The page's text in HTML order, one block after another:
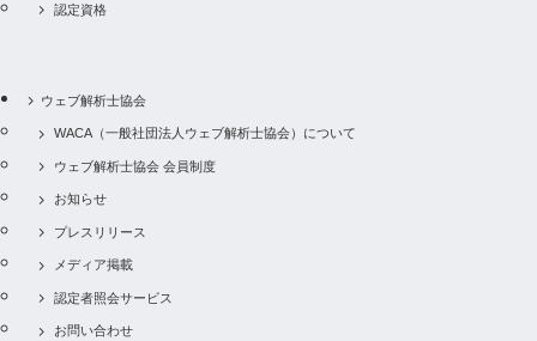
認定資格
ウェブ解析士協会
WACA（一般社団法人ウェブ解析士協会）について
ウェブ解析士協会 会員制度
お知らせ
プレスリリース
メディア掲載
認定者照会サービス
お問い合わせ